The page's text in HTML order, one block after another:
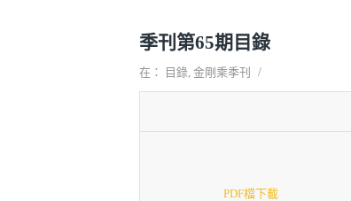
季刊第65期目錄
在： 目錄, 金剛乘季刊 /
PDF檔下載